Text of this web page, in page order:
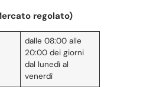
regolato)
dalle 08:00 alle
20:00 dei giorni
dal lunedì al
venerdì